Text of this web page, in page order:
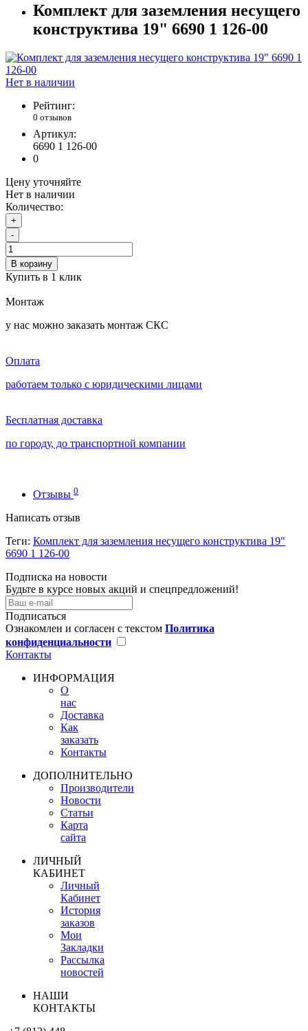
Комплект для заземления несущего
конструктива 19" 6690 1 126-00
Нет в наличии
Рейтинг:
0 отзывов
Артикул:
6690 1 126-00
0
Цену уточняйте
Нет в наличии
Количество:
+
-
В корзину
Купить в 1 клик
Монтаж
у нас можно заказать монтаж СКС
Оплата
работаем только с юридическими лицами
Бесплатная доставка
по городу, до транспортной компании
Отзывы 0
Написать отзыв
Теги: Комплект для заземления несущего конструктива 19"
6690 1 126-00
Подписка на новости
Будьте в курсе новых акций и спецпредложений!
Подписаться
Ознакомлен и согласен с текстом Политика
конфиденциальности
Контакты
ИНФОРМАЦИЯ
О
нас
Доставка
Как
заказать
Контакты
ДОПОЛНИТЕЛЬНО
Производители
Новости
Статьи
Карта
сайта
ЛИЧНЫЙ
КАБИНЕТ
Личный
Кабинет
История
заказов
Мои
Закладки
Рассылка
новостей
НАШИ
КОНТАКТЫ